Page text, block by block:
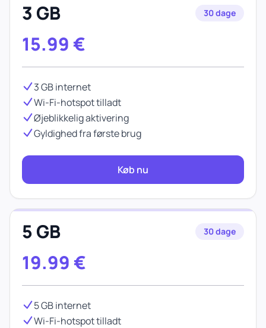
3 GB 30 dage
15.99 €
3 GB internet
Wi-Fi-hotspot tilladt
Øjeblikkelig aktivering
Gyldighed fra første brug
Køb nu
5 GB 30 dage
19.99 €
5 GB internet
Wi-Fi-hotspot tilladt